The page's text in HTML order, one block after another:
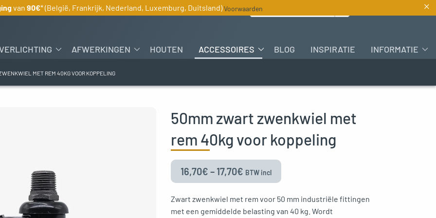
NL Zoeken naar :
AFWERKINGEN HOUTEN ACCESSOIRES BLOG INSPIRATIE INFORMATIE
MET REM 40KG VOOR KOPPELING
50mm zwart zwenkwiel met
rem 40kg voor koppeling
16,70€ – 17,70€ BTW incl
Zwart zwenkwiel met rem voor 50 mm industriële fittingen
met een gemiddelde belasting van 40 kg. Wordt
van 90€* (België, Frankrijk, Nederland, Luxemburg, Duitsland)Voorwaarden ×